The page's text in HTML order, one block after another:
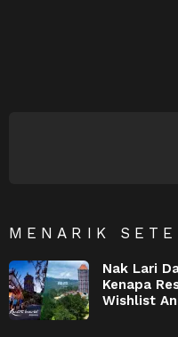
MENARIK
Nak Lari
Kenapa
Wishlist